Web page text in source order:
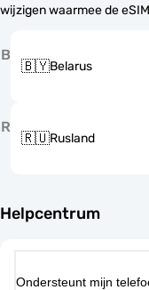
wijzigen waarmee de
B
🇧🇾Belarus
R
🇷🇺Rusland
Helpcentrum
Ondersteunt mijn